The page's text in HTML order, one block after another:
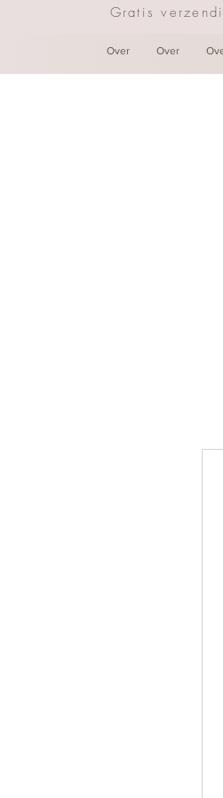
Gratis
Over Over